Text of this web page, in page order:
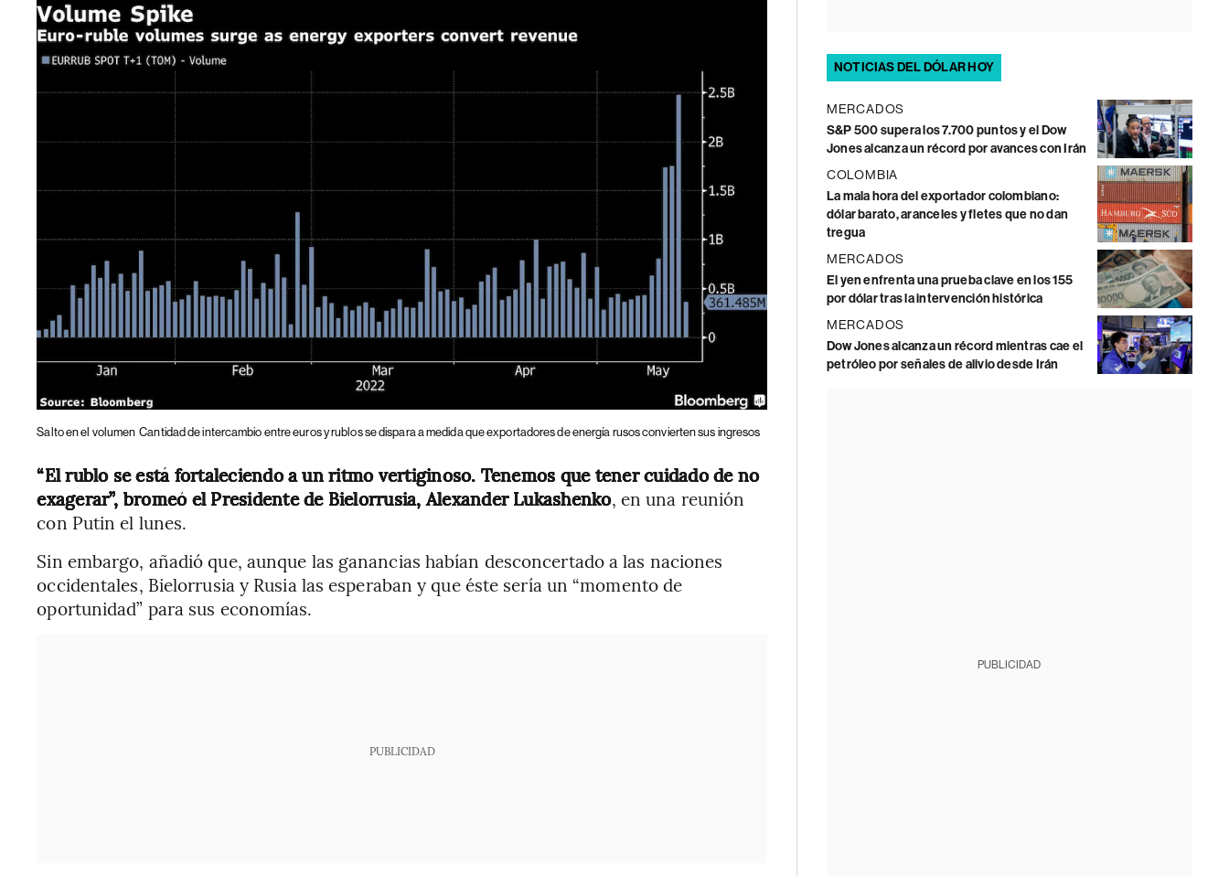
Salto en el volumen Cantidad de intercambio entre euros y rublos se dispara a medida que exportadores de energía rusos convierten sus ingresos
“El rublo se está fortaleciendo a un ritmo vertiginoso. Tenemos que tener cuidado de no
exagerar”, bromeó el Presidente de Bielorrusia, Alexander Lukashenko, en una reunión
con Putin el lunes.
Sin embargo, añadió que, aunque las ganancias habían desconcertado a las naciones
occidentales, Bielorrusia y Rusia las esperaban y que éste sería un “momento de
oportunidad” para sus economías.
PUBLICIDAD
NOTICIAS DEL DÓLAR HOY
MERCADOS
S&P 500 supera los 7.700 puntos y el Dow
Jones alcanza un récord por avances con Irán
COLOMBIA
La mala hora del exportador colombiano:
dólar barato, aranceles y fletes que no dan
tregua
MERCADOS
El yen enfrenta una prueba clave en los 155
por dólar tras la intervención histórica
MERCADOS
Dow Jones alcanza un récord mientras cae el
petróleo por señales de alivio desde Irán
PUBLICIDAD